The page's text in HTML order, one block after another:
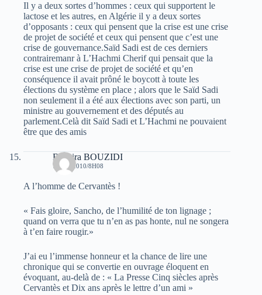
Il y a deux sortes d’hommes : ceux qui supportent le
lactose et les autres, en Algérie il y a deux sortes
d’opposants : ceux qui pensent que la crise est une crise
de projet de société et ceux qui pensent que c’est une
crise de gouvernance.Saïd Sadi est de ces derniers
contrairemanr à L’Hachmi Cherif qui pensait que la
crise est une crise de projet de société et qu’en
conséquence il avait prôné le boycott à toute les
élections du système en place ; alors que le Saïd Sadi
non seulement il a été aux élections avec son parti, un
ministre au gouvernement et des députés au
parlement.Celà dit Saïd Sadi et L’Hachmi ne pouvaient
être que des amis
Bachira BOUZIDI
7 MAI 2010/8H08
A l’homme de Cervantès !
« Fais gloire, Sancho, de l’humilité de ton lignage ;
quand on verra que tu n’en as pas honte, nul ne songera
à t’en faire rougir.»
J’ai eu l’immense honneur et la chance de lire une
chronique qui se convertie en ouvrage éloquent en
évoquant, au-delà de : « La Presse Cinq siècles après
Cervantès et Dix ans après le lettre d’un ami »